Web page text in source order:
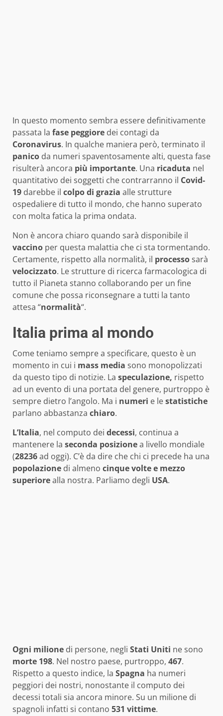
In questo momento sembra essere definitivamente
passata la fase peggiore dei contagi da
Coronavirus. In qualche maniera però, terminato il
panico da numeri spaventosamente alti, questa fase
risulterà ancora più importante. Una ricaduta nel
quantitativo dei soggetti che contrarranno il Covid-
19 darebbe il colpodi grazia alle strutture
ospedaliere di tutto il mondo, che hanno superato
con molta fatica la prima ondata.
Non è ancora chiaro quando sarà disponibile il
vaccino per questa malattia che ci sta tormentando.
Certamente, rispetto alla normalità, il processosarà
velocizzato. Le strutture di ricerca farmacologica di
tutto il Pianeta stanno collaborando per un fine
comune che possa riconsegnare a tutti la tanto
attesa “normalità“.
Italia prima al mondo
Come teniamo sempre a specificare, questo è un
momento in cui i mass media sono monopolizzati
da questo tipo di notizie. La speculazione, rispetto
ad un evento di una portata del genere, purtroppo è
sempre dietro l’angolo. Ma i numeri e lestatistiche
parlano abbastanza chiaro.
L’Italia, nel computo dei decessi, continua a
mantenere la seconda posizionea livello mondiale
(28236ad oggi). C’è da dire che chi ci precede ha una
popolazione di almeno cinque volte e mezzo
superiorealla nostra. Parliamo degli USA.
Ogni milione di persone, negli Stati Uniti ne sono
morte 198. Nel nostro paese, purtroppo, 467.
Rispetto a questo indice, la Spagna ha numeri
peggiori dei nostri, nonostante il computo dei
decessi totali sia ancora minore. Su un milione di
spagnoli infatti si contano 531 vittime.